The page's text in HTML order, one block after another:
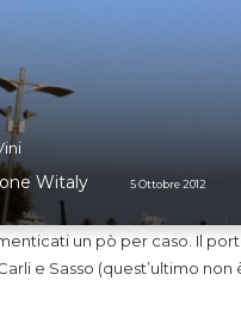
Witaly 5 Ottobre 2012
un pò per caso. Il
e Sasso (quest’ultimo